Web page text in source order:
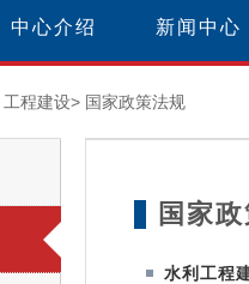
中心介绍 新闻中心
工程建设> 国家政策法规
国家
水利工程